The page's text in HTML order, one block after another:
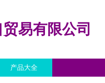
易有限公司
产品大全